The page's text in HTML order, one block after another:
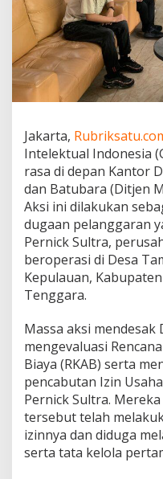
a
u
n
t
u
k
n
g
e
v
a
u
a
s
R
B
d
n
P
e
n
c
a
b
Jakarta,
Intelektual Indonesia
rasa di depan Kantor
dan Batubara (Ditjen
Aksi ini dilakukan
dugaan pelanggaran
Pernick Sultra,
beroperasi di Desa
Kepulauan,
Tenggara.
Massa aksi
mengevaluasi
Biaya (RKAB) serta
pencabutan Izin
Pernick Sultra.
tersebut telah
izinnya dan diduga
serta tata kelola